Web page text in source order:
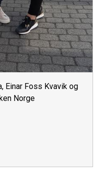
Einar Foss Kvavik og
Norge